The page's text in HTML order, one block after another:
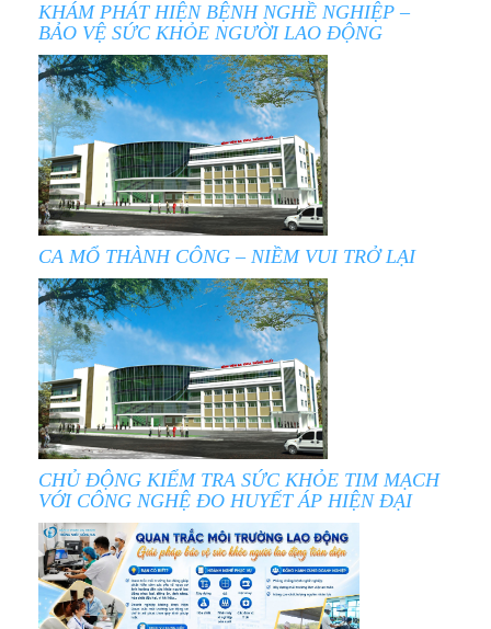
KHÁM PHÁT HIỆN BỆNH NGHỀ NGHIỆP –
BẢO VỆ SỨC KHỎE NGƯỜI LAO ĐỘNG
CA MỔ THÀNH CÔNG – NIỀM VUI TRỞ LẠI
CHỦ ĐỘNG KIỂM TRA SỨC KHỎE TIM MẠCH
VỚI CÔNG NGHỆ ĐO HUYẾT ÁP HIỆN ĐẠI